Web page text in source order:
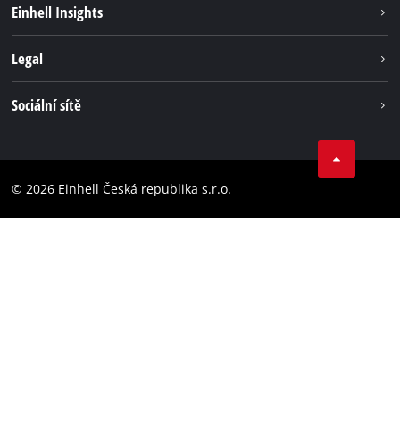
Systém akumulátorů
Einhell Insights
Legal
Prohlášení o přístupnosti
Sociální sítě
Instagram
© 2026 Einhell Česká republika s.r.o.